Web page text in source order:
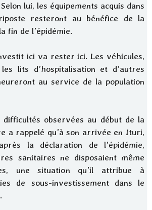
lui, les équipements acquis dans
resteront au bénéfice de la
fin de l’épidémie.
ici va rester ici. Les véhicules,
lits d’hospitalisation et d’autres
au service de la population
difficultés observées au début de la
a rappelé qu’à son arrivée en Ituri,
la déclaration de l’épidémie,
sanitaires ne disposaient même
une situation qu’il attribue à
de sous-investissement dans le